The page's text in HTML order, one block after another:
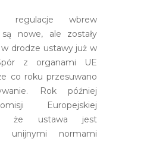
regulacje wbrew
nowe, ale zostały
drodze ustawy już w
z organami UE
co roku przesuwano
Rok później
Europejskiej
że ustawa jest
unijnymi normami